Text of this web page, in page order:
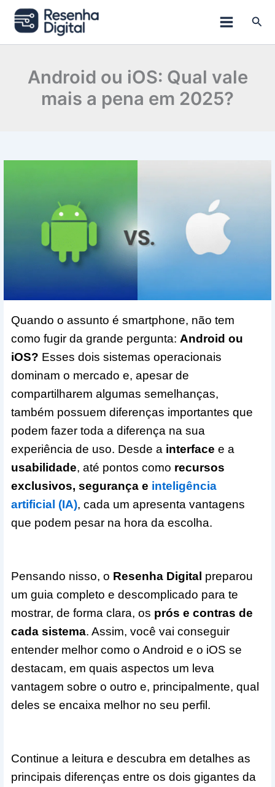
para
Android ou iOS: Qual vale
mais a pena em 2025?
Quando o assunto é smartphone, não tem
como fugir da grande pergunta: Android ou
iOS? Esses dois sistemas operacionais
dominam o mercado e, apesar de
compartilharem algumas semelhanças,
também possuem diferenças importantes que
podem fazer toda a diferença na sua
experiência de uso. Desde a interface e a
usabilidade, até pontos como recursos
exclusivos, segurança e inteligência
artificial (IA), cada um apresenta vantagens
que podem pesar na hora da escolha.
Pensando nisso, o Resenha Digital preparou
um guia completo e descomplicado para te
mostrar, de forma clara, os prós e contras de
cada sistema. Assim, você vai conseguir
entender melhor como o Android e o iOS se
destacam, em quais aspectos um leva
vantagem sobre o outro e, principalmente, qual
deles se encaixa melhor no seu perfil.
Continue a leitura e descubra em detalhes as
principais diferenças entre os dois gigantes da